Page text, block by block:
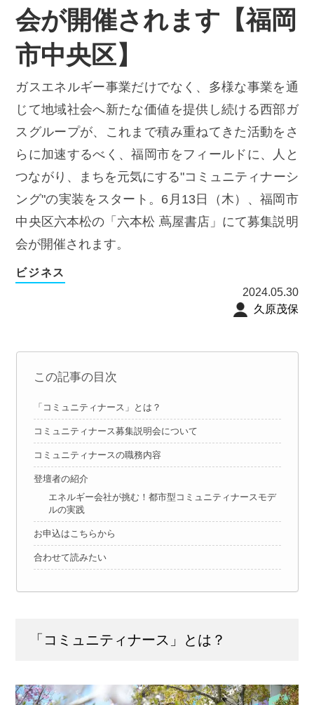
会が開催されます【福岡
市中央区】
ガスエネルギー事業だけでなく、多様な事業を通
じて地域社会へ新たな価値を提供し続ける西部ガ
スグループが、これまで積み重ねてきた活動をさ
らに加速するべく、福岡市をフィールドに、人と
つながり、まちを元気にする"コミュニティナーシ
ング"の実装をスタート。6月13日（木）、福岡市
中央区六本松の「六本松 蔦屋書店」にて募集説明
会が開催されます。
ビジネス
2024.05.30
久原茂保
この記事の目次
「コミュニティナース」とは？
コミュニティナース募集説明会について
コミュニティナースの職務内容
登壇者の紹介
エネルギー会社が挑む！都市型コミュニティナースモデ
ルの実践
お申込はこちらから
合わせて読みたい
「コミュニティナース」とは？